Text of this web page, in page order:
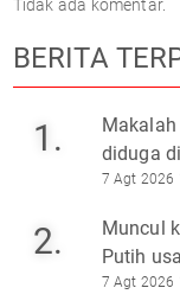
Tidak ada komentar.
BERITA
1.
diduga
7 Agt 2026
2.
Muncul
Putih
7 Agt 2026